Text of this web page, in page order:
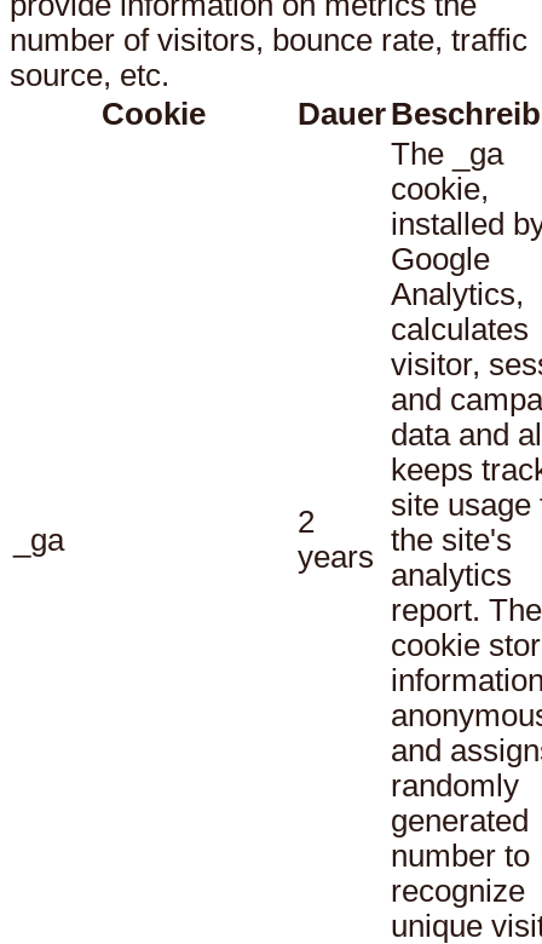
number of visitors, bounce rate, traffic
source, etc.
Cookie
Dauer
_ga
2
years
The _ga
cookie,
installed
Google
Analytics,
calculates
visitor,
and
data and
keeps
site usage
the site's
analytics
report. The
cookie
and
randomly
generated
number to
recognize
unique